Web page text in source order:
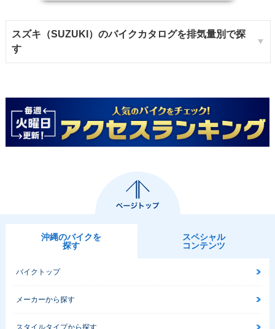
スズキ（SUZUKI）のバイクカタログを排気量別で探
す
沖縄のバイクを
探す
スペシャル
コンテンツ
バイクトップ
メーカーから探す